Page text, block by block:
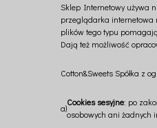
Sklep Internetowy używa
przeglądarka internetowa
plików tego typu
Dają też możliwość
Cotton&Sweets Spółka z
a)
Cookies sesyjne: po
osobowych ani żadnych